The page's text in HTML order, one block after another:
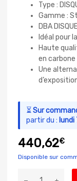
Type :
Gamme :
DBA
Idéal pour
Haute
en carbone
Une
⏳Sur
partir du :
440,62€
Disponible sur